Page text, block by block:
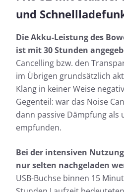
und
Die Akku-Leistung des
ist mit 30 Stunden
Cancelling bzw. den
im Übrigen grundsätzlich
Klang in keiner Weise
Gegenteil: war das Noise
dann passive Dämpfung als
empfunden.
Bei der intensiven
nur selten nachgeladen
USB-Buchse binnen 15